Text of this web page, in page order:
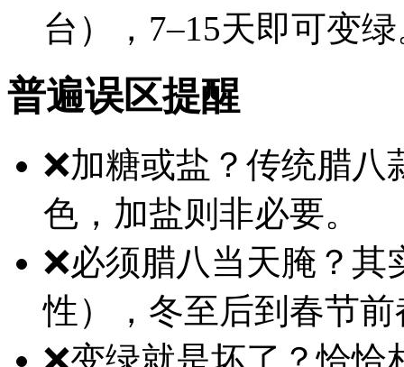
台），7–15天即可变
普遍误区提醒
❌加糖或盐？传统腊
色，加盐则非必要。
❌必须腊八当天腌？
性），冬至后到春节